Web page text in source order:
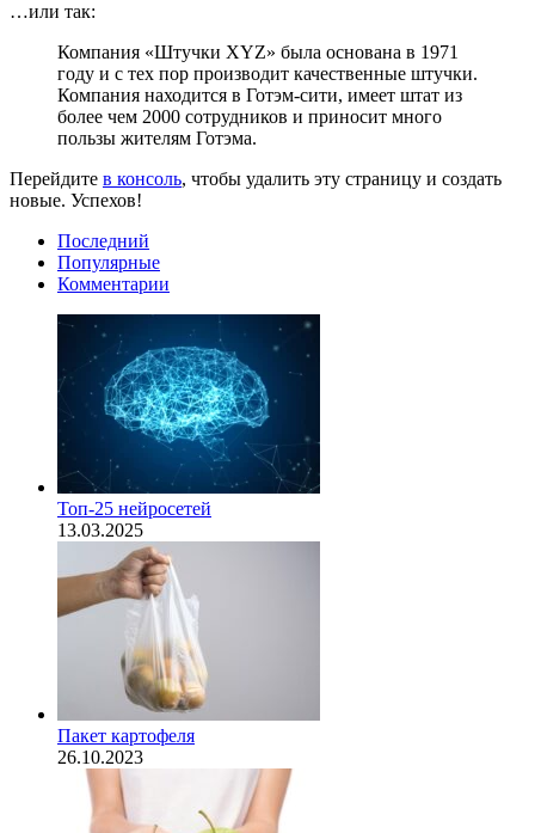
…или так:
Компания «Штучки XYZ» была основана в 1971
году и с тех пор производит качественные штучки.
Компания находится в Готэм-сити, имеет штат из
более чем 2000 сотрудников и приносит много
пользы жителям Готэма.
Перейдите в консоль, чтобы удалить эту страницу и создать
новые. Успехов!
Последний
Популярные
Комментарии
Топ-25 нейросетей
13.03.2025
Пакет картофеля
26.10.2023